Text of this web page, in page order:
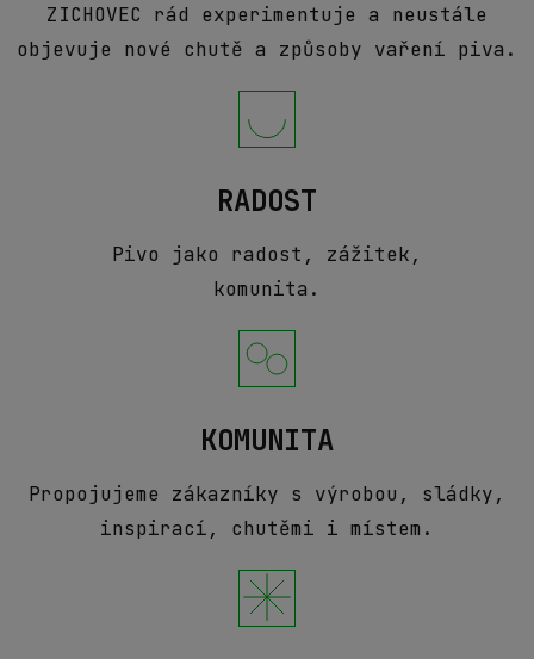
ZICHOVEC rád experimentuje a neustále
objevuje nové chutě a způsoby vaření piva.
RADOST
Pivo jako radost, zážitek,
komunita.
KOMUNITA
Propojujeme zákazníky s výrobou, sládky,
inspirací, chutěmi i místem.